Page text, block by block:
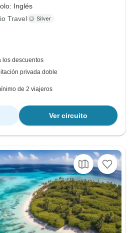
Inglés
Travel
los descuentos
privada doble
de 2 viajeros
Ver circuito